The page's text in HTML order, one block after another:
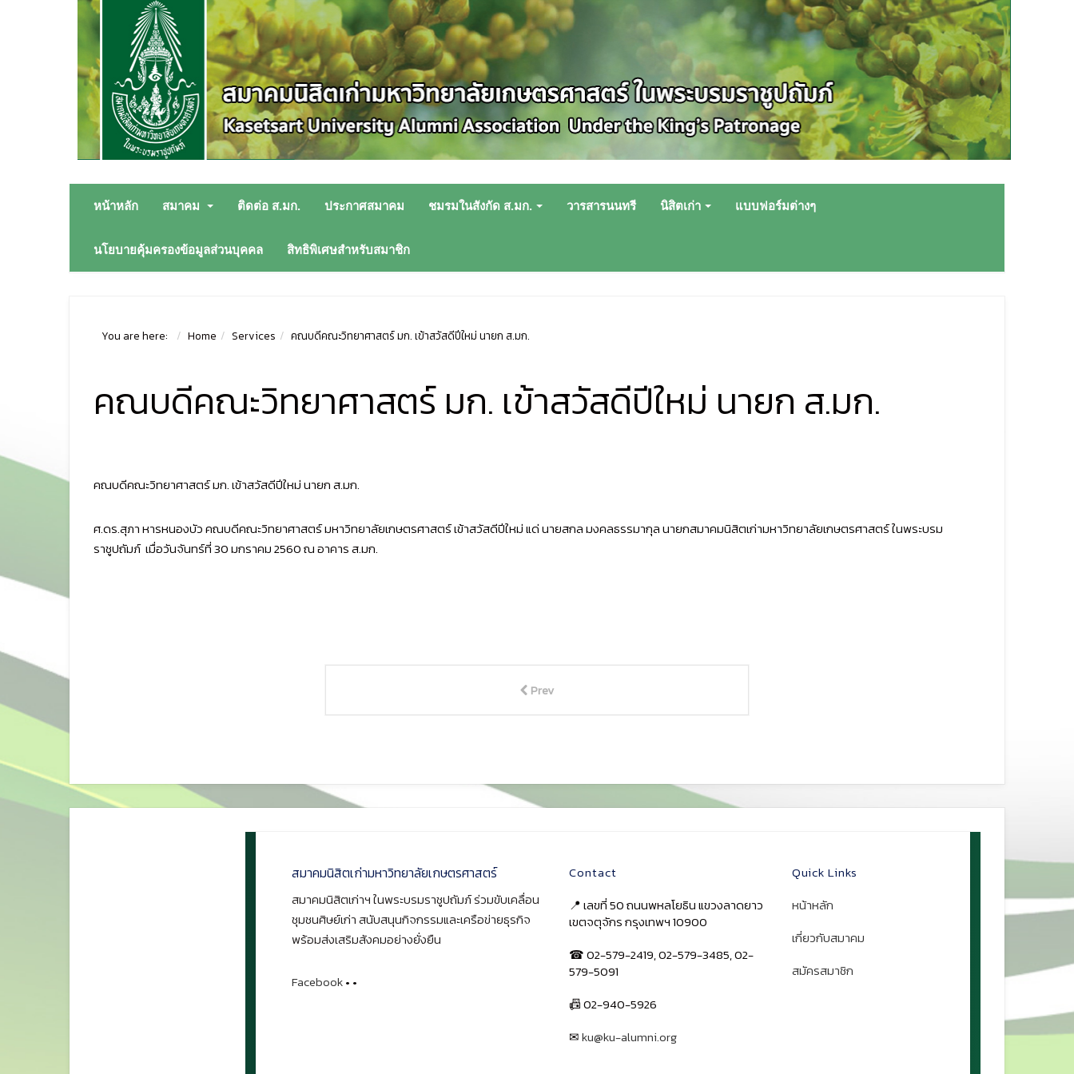
หน้าหลัก สมาคม ติดต่อ ส.มก. ประกาศสมาคม ชมรมในสังกัด ส.มก. วารสารนนทรี นิสิตเก่า แบบฟอร์มต่างๆ
นโยบายคุ้มครองข้อมูลส่วนบุคคล สิทธิพิเศษสำหรับสมาชิก
You are here: Home Services คณบดีคณะวิทยาศาสตร์ มก. เข้าสวัสดีปีใหม่ นายก ส.มก.
คณบดีคณะวิทยาศาสตร์ มก. เข้าสวัสดีปีใหม่ นายก ส.มก.
คณบดีคณะวิทยาศาสตร์ มก. เข้าสวัสดีปีใหม่ นายก ส.มก.
ศ.ดร.สุภา หารหนองบัว คณบดีคณะวิทยาศาสตร์ มหาวิทยาลัยเกษตรศาสตร์ เข้าสวัสดีปีใหม่ แด่ นายสกล มงคลธรรมากุล นายกสมาคมนิสิตเก่ามหาวิทยาลัยเกษตรศาสตร์ ในพระบรม
ราชูปถัมภ์ เมื่อวันจันทร์ที่ 30 มกราคม 2560 ณ อาคาร ส.มก.
Prev
สมาคมนิสิตเก่ามหาวิทยาลัยเกษตรศาสตร์
สมาคมนิสิตเก่าฯ ในพระบรมราชูปถัมภ์ ร่วมขับเคลื่อน
ชุมชนศิษย์เก่า สนับสนุนกิจกรรมและเครือข่ายธุรกิจ
พร้อมส่งเสริมสังคมอย่างยั่งยืน
Facebook• •
Contact
📍 เลขที่ 50 ถนนพหลโยธิน แขวงลาดยาว
เขตจตุจักร กรุงเทพฯ 10900
☎ 02-579-2419, 02-579-3485, 02-
579-5091
📠 02-940-5926
✉ku@ku-alumni.org
Quick Links
หน้าหลัก
เกี่ยวกับสมาคม
สมัครสมาชิก